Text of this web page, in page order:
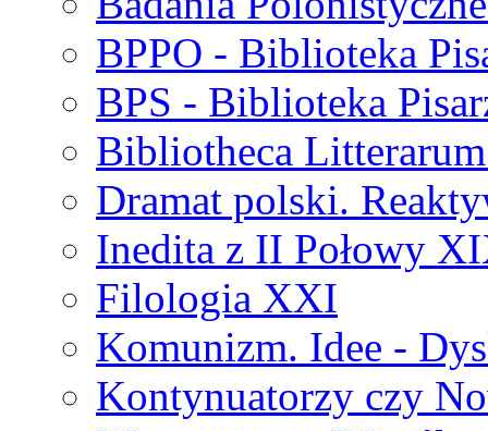
BPPO - Biblioteka
BPS - Biblioteka
Bibliotheca
Dramat polski.
Inedita z II Połowy
Filologia XXI
Komunizm. Idee -
Kontynuatorzy czy